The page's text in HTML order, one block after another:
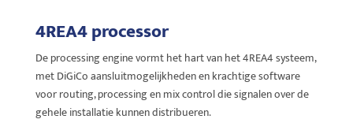
4REA4 processor
De processing engine vormt het hart van het 4REA4 systeem,
met DiGiCo aansluitmogelijkheden en krachtige software
voor routing, processing en mix control die signalen over de
gehele installatie kunnen distribueren.